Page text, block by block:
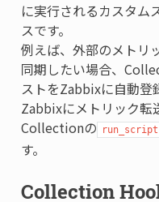
に実行されるカスタム
スです。
例えば、外部のメトリ
同期したい場合、
ストをZabbixに自動
Zabbixにメトリック転
Collectionの
run_script
す。
Collection